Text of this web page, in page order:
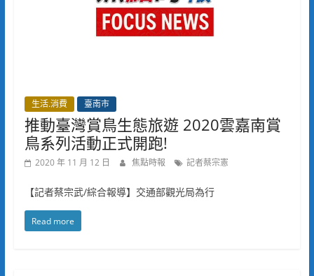
生活.消費 臺南市
推動臺灣賞鳥生態旅遊 2020雲嘉南賞
鳥系列活動正式開跑!
2020 年 11 月 12 日 焦點時報 記者蔡宗憲
【記者蔡宗武/綜合報導】交通部觀光局為行
Read more